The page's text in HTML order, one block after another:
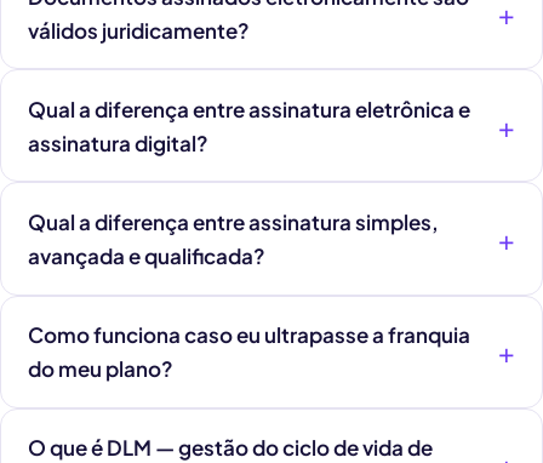
válidos juridicamente?
Qual a diferença entre assinatura eletrônica e
assinatura digital?
Qual a diferença entre assinatura simples,
avançada e qualificada?
Como funciona caso eu ultrapasse a franquia
do meu plano?
O que é DLM — gestão do ciclo de vida de